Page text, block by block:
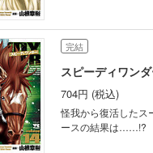
完結
スピーディワン
704円 (税込)
怪我から復活した
ースの結果は……!?